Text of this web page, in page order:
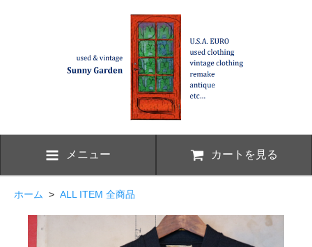
メニュー カートを見る
ホーム > ALL ITEM 全商品